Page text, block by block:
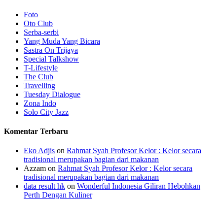
Foto
Oto Club
Serba-serbi
Yang Muda Yang Bicara
Sastra On Trijaya
Special Talkshow
T-Lifestyle
The Club
Travelling
Tuesday Dialogue
Zona Indo
Solo City Jazz
Komentar Terbaru
Eko Adjis on Rahmat Syah Profesor Kelor : Kelor secara
tradisional merupakan bagian dari makanan
Azzam on Rahmat Syah Profesor Kelor : Kelor secara
tradisional merupakan bagian dari makanan
data result hk on Wonderful Indonesia Giliran Hebohkan
Perth Dengan Kuliner